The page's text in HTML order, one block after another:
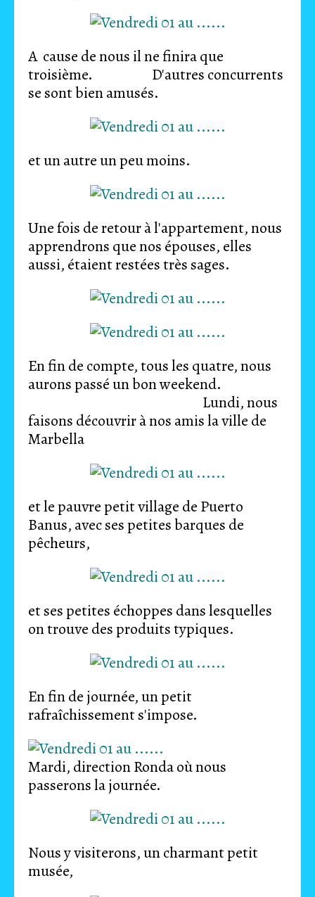
A cause de nous il ne finira que
troisième. D'autres concurrents
se sont bien amusés.
et un autre un peu moins.
Une fois de retour à l'appartement, nous
apprendrons que nos épouses, elles
aussi, étaient restées très sages.
En fin de compte, tous les quatre, nous
aurons passé un bon weekend.
Lundi, nous
faisons découvrir à nos amis la ville de
Marbella
et le pauvre petit village de Puerto
Banus, avec ses petites barques de
pêcheurs,
et ses petites échoppes dans lesquelles
on trouve des produits typiques.
En fin de journée, un petit
rafraîchissement s'impose.
Mardi, direction Ronda où nous
passerons la journée.
Nous y visiterons, un charmant petit
musée,